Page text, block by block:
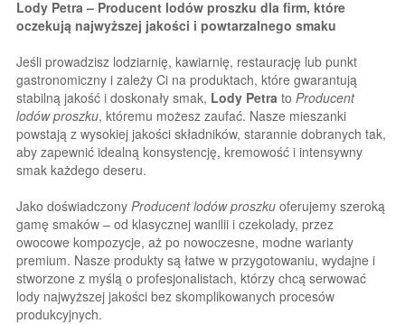
Lody Petra – Producent lodów proszku dla firm, które
oczekują najwyższej jakości i powtarzalnego smaku
Jeśli prowadzisz lodziarnię, kawiarnię, restaurację lub punkt
gastronomiczny i zależy Ci na produktach, które gwarantują
stabilną jakość i doskonały smak, Lody Petra to Producent
lodów proszku, któremu możesz zaufać. Nasze mieszanki
powstają z wysokiej jakości składników, starannie dobranych tak,
aby zapewnić idealną konsystencję, kremowość i intensywny
smak każdego deseru.
Jako doświadczony Producent lodów proszku oferujemy szeroką
gamę smaków – od klasycznej wanilii i czekolady, przez
owocowe kompozycje, aż po nowoczesne, modne warianty
premium. Nasze produkty są łatwe w przygotowaniu, wydajne i
stworzone z myślą o profesjonalistach, którzy chcą serwować
lody najwyższej jakości bez skomplikowanych procesów
produkcyjnych.